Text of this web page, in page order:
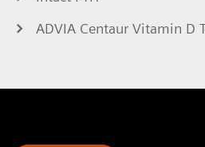
ADVIA Centaur Vitamin D